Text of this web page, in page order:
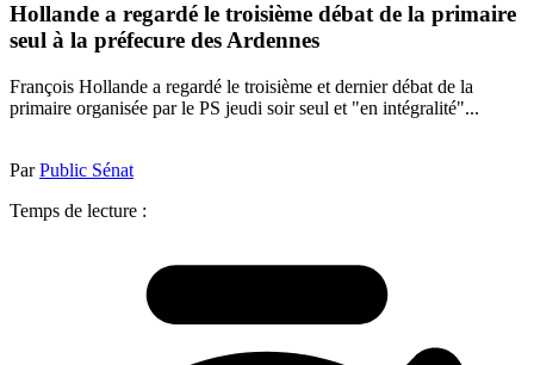
Hollande a regardé le troisième débat de la primaire
seul à la préfecure des Ardennes
François Hollande a regardé le troisième et dernier débat de la
primaire organisée par le PS jeudi soir seul et "en intégralité"...
ParPublic Sénat
Temps de lecture :